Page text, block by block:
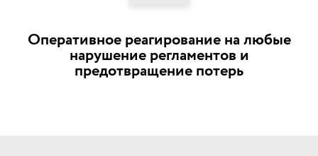
Оперативное реагирование на любые
нарушение регламентов и
предотвращение потерь